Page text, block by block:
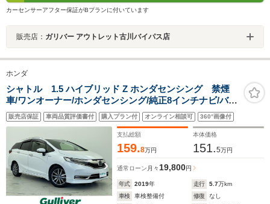
カーセンサーアフター保証がBプランに付いています
販売店： ガリバー アウトレット古川バイパス店
ホンダ
シャトル 1.5 ハイブリッド Z ホンダセンシング 禁煙
車/ワンオーナー/ホンダセンシング/純正8インチナビ/バッ
クカメラ/ドライブレコーダー(F・R)/ビルトインETC/前席
シートヒーター/レザーシート/パドルシフト/LEDライ
ト/LEDフォグランプ/ルーフレール/純正アルミ
販売店保証 車両品質評価書付 購入プラン付 オンライン相談可 360°画像付
支払総額
159.8万円
本体価格
151.5万円
通常ローン 月々19,800円
年式 2019年 走行 5.7万km
車検
車検整備付 修復
なし